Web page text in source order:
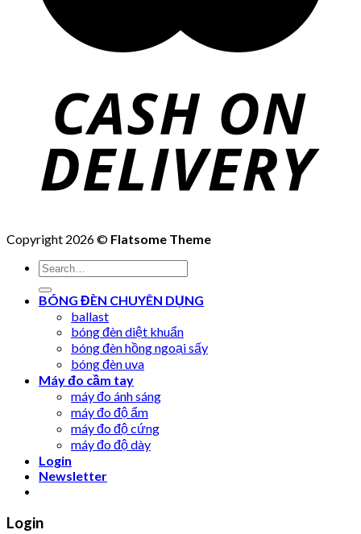
Copyright 2026 © Flatsome Theme
Search
for:
BÓNG ĐÈN CHUYÊN DỤNG
ballast
bóng đèn diệt khuẩn
bóng đèn hồng ngoại sấy
bóng đèn uva
Máy đo cầm tay
máy đo ánh sáng
máy đo độ ẩm
máy đo độ cứng
máy đo độ dày
Login
Newsletter
Login